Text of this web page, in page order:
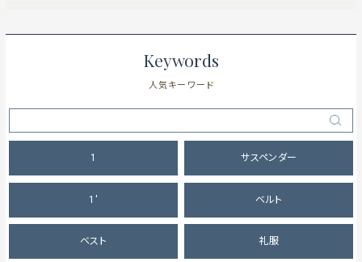
Keywords
人気キーワード
1 サスペンダー
1' ベルト
ベスト 礼服